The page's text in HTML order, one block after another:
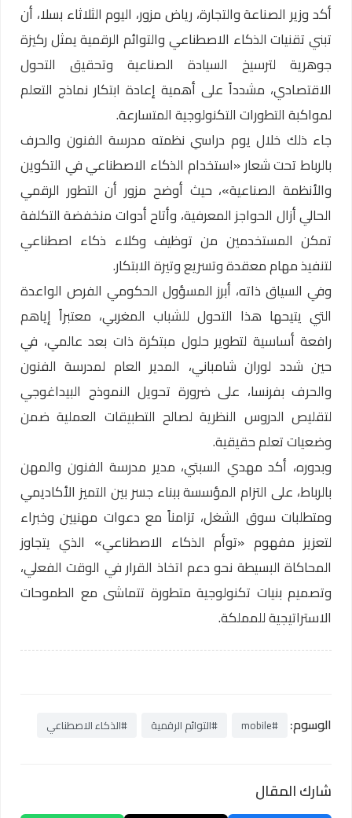
أكد وزير الصناعة والتجارة، رياض مزور، اليوم الثلاثاء بسلا، أن
تبني تقنيات الذكاء الاصطناعي والتوائم الرقمية يمثل ركيزة
جوهرية لترسيخ السيادة الصناعية وتحقيق التحول
الاقتصادي، مشدداً على أهمية إعادة ابتكار نماذج التعلم
لمواكبة التطورات التكنولوجية المتسارعة.
جاء ذلك خلال يوم دراسي نظمته مدرسة الفنون والحرف
بالرباط تحت شعار «استخدام الذكاء الاصطناعي في التكوين
والأنظمة الصناعية»، حيث أوضح مزور أن التطور الرقمي
الحالي أزال الحواجز المعرفية، وأتاح أدوات منخفضة التكلفة
تمكن المستخدمين من توظيف وكلاء ذكاء اصطناعي
لتنفيذ مهام معقدة وتسريع وتيرة الابتكار.
وفي السياق ذاته، أبرز المسؤول الحكومي الفرص الواعدة
التي يتيحها هذا التحول للشباب المغربي، معتبراً إياهم
رافعة أساسية لتطوير حلول مبتكرة ذات بعد عالمي، في
حين شدد لوران شامباني، المدير العام لمدرسة الفنون
والحرف بفرنسا، على ضرورة تحويل النموذج البيداغوجي
لتقليص الدروس النظرية لصالح التطبيقات العملية ضمن
وضعيات تعلم حقيقية.
وبدوره، أكد مهدي السبتي، مدير مدرسة الفنون والمهن
بالرباط، على التزام المؤسسة ببناء جسر بين التميز الأكاديمي
ومتطلبات سوق الشغل، تزامناً مع دعوات مهنيين وخبراء
لتعزيز مفهوم «توأم الذكاء الاصطناعي» الذي يتجاوز
المحاكاة البسيطة نحو دعم اتخاذ القرار في الوقت الفعلي،
وتصميم بنيات تكنولوجية متطورة تتماشى مع الطموحات
الاستراتيجية للمملكة.
الوسوم: #mobile #التوائم الرقمية #الذكاء الاصطناعي
شارك المقال